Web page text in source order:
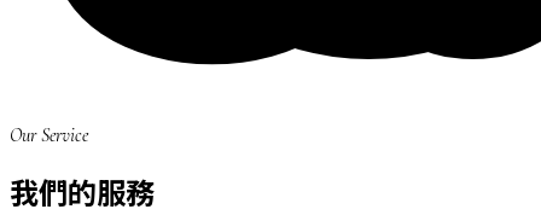
Our Service
我們的服務